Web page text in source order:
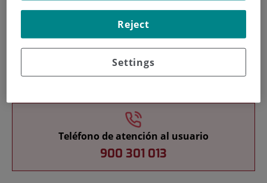
Docencia
Teléfono de atención al usuario
900 301 013
Settings
Reject